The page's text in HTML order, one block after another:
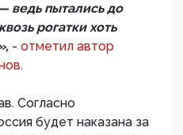
ведь пытались до
рогатки хоть
- отметил автор
Согласно
будет наказана за